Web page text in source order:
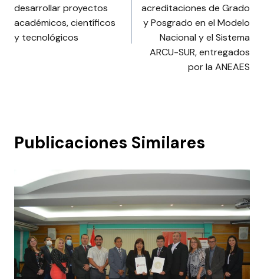
entradas
desarrollar proyectos
académicos, científicos
y tecnológicos
acreditaciones de Grado
y Posgrado en el Modelo
Nacional y el Sistema
ARCU-SUR, entregados
por la ANEAES
Publicaciones Similares